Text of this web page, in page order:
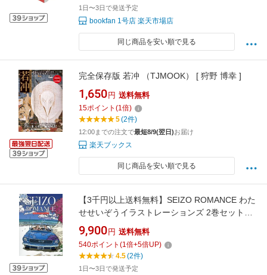
1日〜3日で発送予定
bookfan 1号店 楽天市場店
同じ商品を安い順で見る
完全保存版 若冲 （TJMOOK） [ 狩野 博幸 ]
1,650 円 送料無料
15ポイント (1倍)
5(2件)
12:00までの注文で最短8/9(翌日)お届け
楽天ブックス
同じ商品を安い順で見る
【3千円以上送料無料】SEIZO ROMANCE わた
せせいぞうイラストレーションズ 2巻セット／
わたせせいぞう
9,900 円 送料無料
540ポイント (1倍+5倍UP)
4.5(2件)
1日〜3日で発送予定